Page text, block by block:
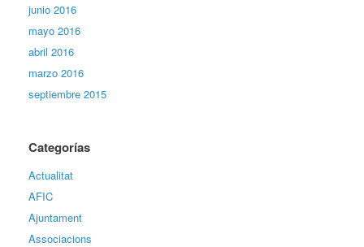
junio 2016
mayo 2016
abril 2016
marzo 2016
septiembre 2015
Categorías
Actualitat
AFIC
Ajuntament
Associacions